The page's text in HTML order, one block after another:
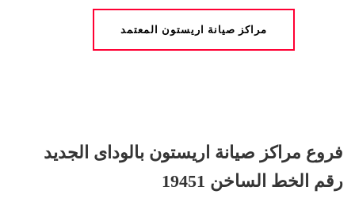
مراكز صيانة اريستون المعتمد
فروع مراكز صيانة اريستون بالوداى الجديد
رقم الخط الساخن 19451